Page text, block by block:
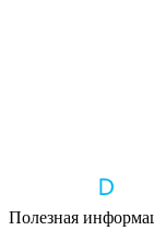
Полезная